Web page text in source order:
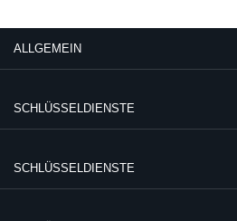
ALLGEMEIN
SCHLÜSSELDIENSTE
SCHLÜSSELDIENSTE